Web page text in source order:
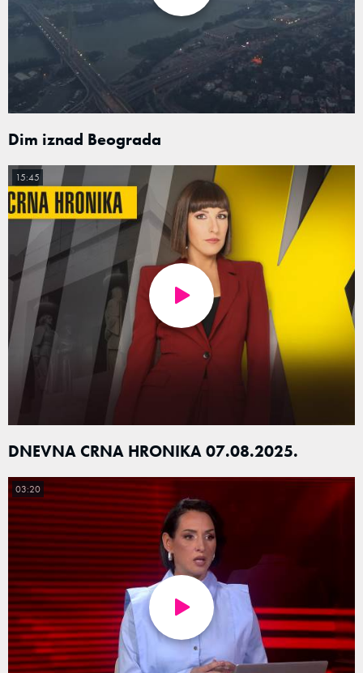
Dim iznad Beograda
DNEVNA CRNA HRONIKA 07.08.2025.
15:45
03:20